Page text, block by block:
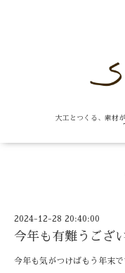
大工とつくる、素材
2024-12-28 20:40:00
今年も有難うござ
今年も気がつけばもう年末で